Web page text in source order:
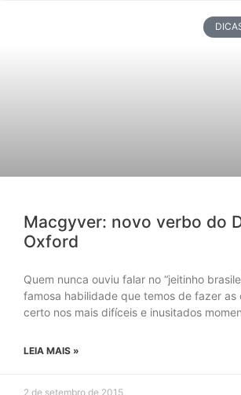
Macgyver: novo verbo do
Oxford
Quem nunca ouviu falar no “jeitinho
famosa habilidade que temos de fazer as
certo nos mais difíceis e inusitados
LEIA MAIS »
2 de setembro de 2015